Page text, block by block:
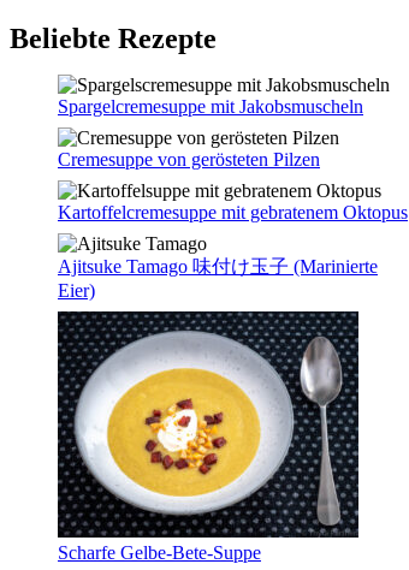
Beliebte Rezepte
Spargelcremesuppe mit Jakobsmuscheln
Cremesuppe von gerösteten Pilzen
Kartoffelcremesuppe mit gebratenem Oktopus
Ajitsuke Tamago 味付け玉子 (Marinierte
Eier)
Scharfe Gelbe-Bete-Suppe